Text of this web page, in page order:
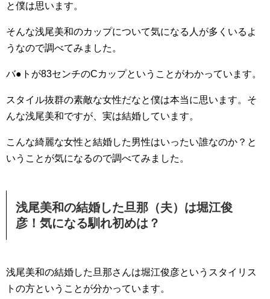
と僕は思います。
そんな浅尾美和のカップについて気になる人が多くいるよ
うなので調べてみました。
バ●トが83センチのCカップということがわかっています。
スタイル抜群の素敵な女性だなと僕は本当に思います。そ
んな浅尾美和ですが、実は結婚しています。
こんな綺麗な女性と結婚した男性はいったい誰なのか？と
いうことが気になるので調べてみました。
浅尾美和の結婚した旦那（夫）は堀江俊
彦！気になる馴れ初めは？
浅尾美和の結婚した旦那さんは堀江俊彦というスタイリス
トの方ということが分かっています。